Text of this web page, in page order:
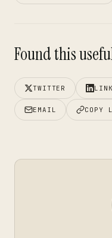
Found this
TWITTER
EMAIL COPY